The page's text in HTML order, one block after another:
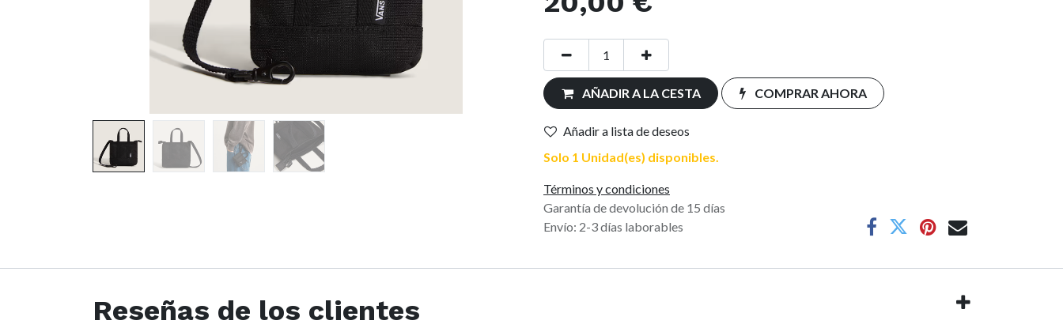
AÑADIR A LA CESTA COMPRAR AHORA
Añadir a lista de deseos
Solo 1 Unidad(es) disponibles.
Términos y condiciones
Garantía de devolución de 15 días
Envío: 2-3 días laborables
Reseñas de los clientes